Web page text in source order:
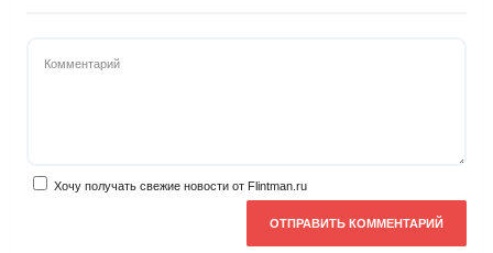
Хочу получать свежие новости от Flintman.ru